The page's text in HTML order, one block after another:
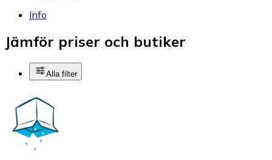
Info
Jämför priser och butiker
Alla filter